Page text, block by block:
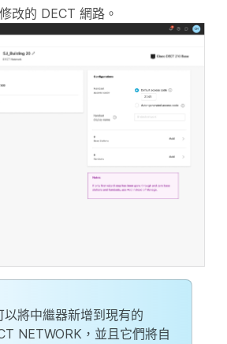
改的 DECT 網路。
以將中繼器新增到現有的
NETWORK，並且它們將自